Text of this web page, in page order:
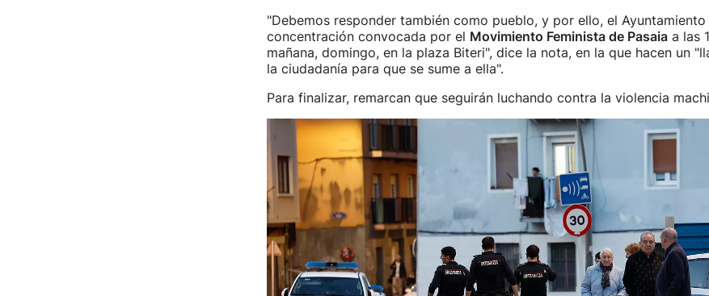
"Debemos responder también como pueblo, y por ello, el Ayuntamiento
concentración convocada por el Movimiento Feminista de Pasaiaa las
mañana, domingo, en la plaza Biteri", dice la nota, en la que hacen un
la ciudadanía para que se sume a ella".
Para finalizar, remarcan que seguirán luchando contra la violencia